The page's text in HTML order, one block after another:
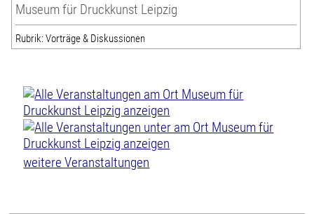
Museum für Druckkunst Leipzig
Rubrik: Vorträge & Diskussionen
weitere Veranstaltungen